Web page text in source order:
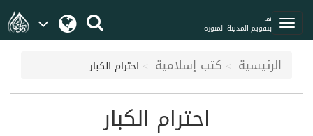
هـ
بتقويم المدينة المنورة
الرئيسية كتب إسلامية احترام الكبار
احترام الكبار